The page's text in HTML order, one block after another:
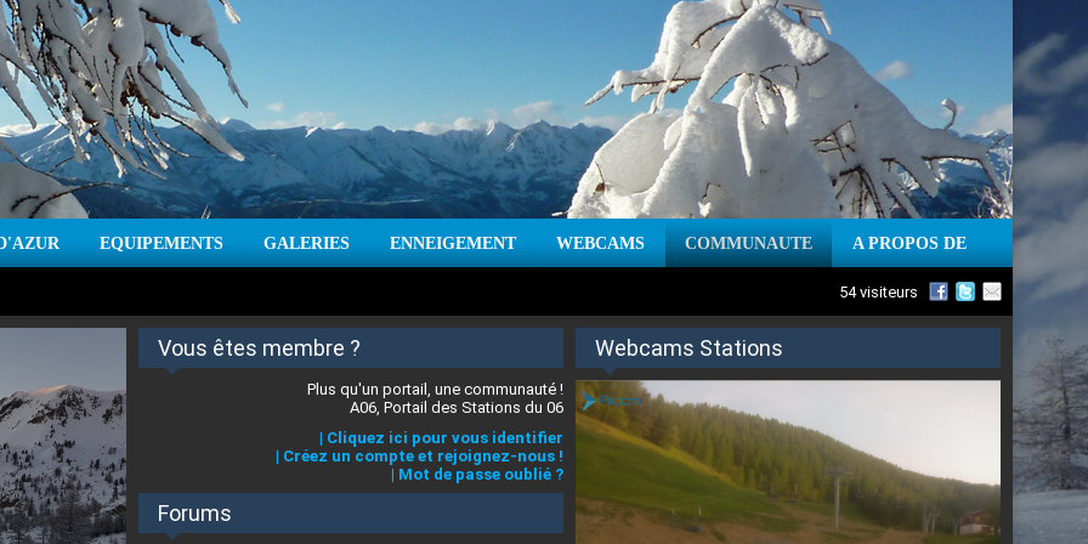
EQUIPEMENTS GALERIES ENNEIGEMENT WEBCAMS COMMUNAUTE A PROPOS DE
°C |Prévisions météo pour les jours à venir
des Alpes-Maritimes
54 visiteurs
Vous êtes membre ?
Plus qu'un portail, une communauté !
A06, Portail des Stations du 06
| Cliquez ici pour vous identifier
| Créez un compte et rejoignez-nous !
| Mot de passe oublié ?
Forums
Webcams Stations